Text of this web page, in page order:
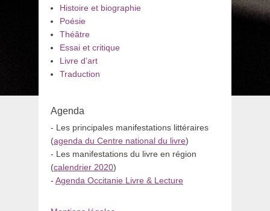
Histoire et biographie
Poésie
Théâtre
Essai et critique
Livre d’art
Traduction
Agenda
- Les principales manifestations littéraires
(agenda du Centre national du livre)
- Les manifestations du livre en région
(calendrier 2020)
- Agenda Occitanie Livre & Lecture